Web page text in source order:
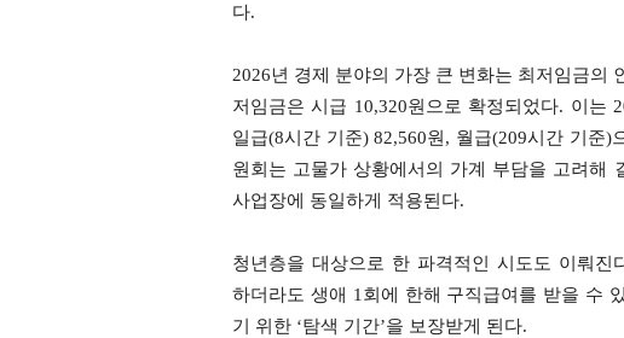
다.
2026년 경제 분야의 가장 큰 변화는 최저임금의
저임금은 시급 10,320원으로 확정되었다. 이는
일급(8시간 기준) 82,560원, 월급(209시간 기준)
원회는 고물가 상황에서의 가계 부담을 고려해
사업장에 동일하게 적용된다.
청년층을 대상으로 한 파격적인 시도도 이뤄진
하더라도 생애 1회에 한해 구직급여를 받을 수
기 위한 ‘탐색 기간’을 보장받게 된다.